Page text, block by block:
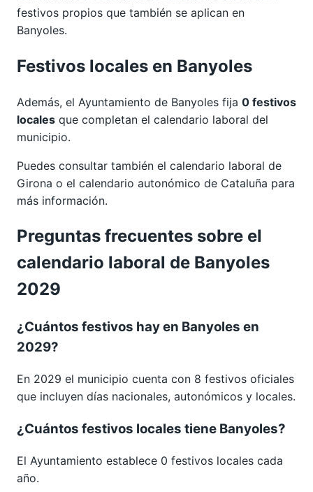
festivos propios que también se aplican en
Banyoles.
Festivos locales en Banyoles
Además, el Ayuntamiento de Banyoles fija 0 festivos
locales que completan el calendario laboral del
municipio.
Puedes consultar también el calendario laboral de
Girona o el calendario autonómico de Cataluña para
más información.
Preguntas frecuentes sobre el
calendario laboral de Banyoles
2029
¿Cuántos festivos hay en Banyoles en
2029?
En 2029 el municipio cuenta con 8 festivos oficiales
que incluyen días nacionales, autonómicos y locales.
¿Cuántos festivos locales tiene Banyoles?
El Ayuntamiento establece 0 festivos locales cada
año.